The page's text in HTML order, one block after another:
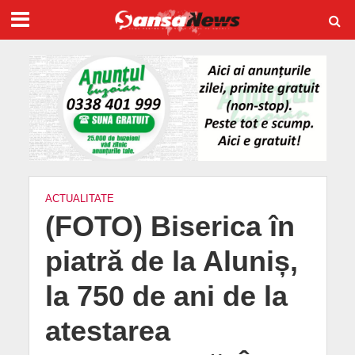
ACTUALITATE
(FOTO) Biserica în
piatră de la Aluniș,
la 750 de ani de la
atestarea